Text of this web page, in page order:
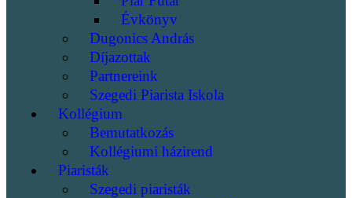
Évkönyv
Dugonics András
Díjazottak
Partnereink
Szegedi Piarista Iskola
Kollégium
Bemutatkozás
Kollégiumi házirend
Piaristák
Szegedi piaristák